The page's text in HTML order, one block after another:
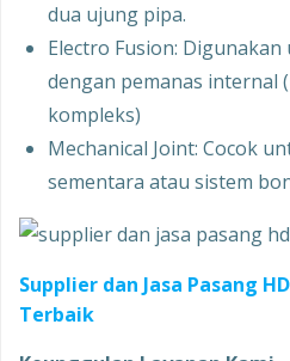
dua ujung pipa.
Electro Fusion:
dengan pemanas internal
kompleks)
Mechanical Joint: Cocok
sementara atau sistem
Supplier dan Jasa Pasang
Terbaik